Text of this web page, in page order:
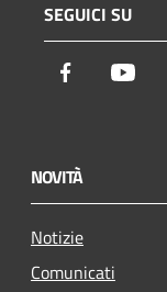
SEGUICI SU
Facebook
NOVITÀ
Notizie
Comunicati